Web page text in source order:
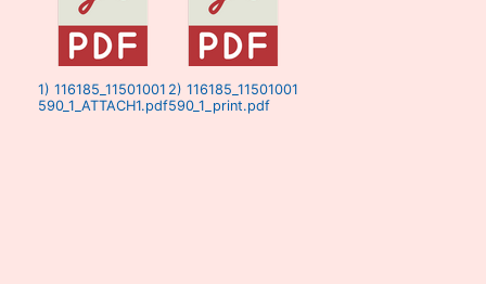
1) 116185_11501001
590_1_ATTACH1.pdf
2) 116185_11501001
590_1_print.pdf